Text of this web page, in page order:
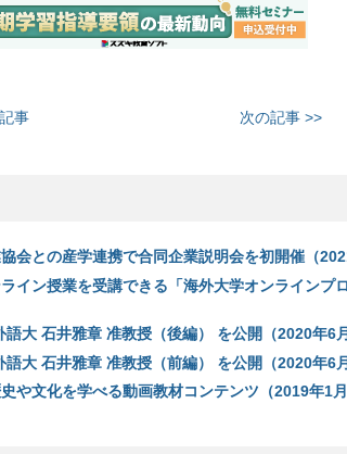
事 次の記事 >>
会との産学連携で合同企業説明会を初開催（
イン授業を受講できる「海外大学オンラインプ
大 石井雅章 准教授（後編） を公開（2020年6月
大 石井雅章 准教授（前編） を公開（2020年6月
や文化を学べる動画教材コンテンツ（2019年1月